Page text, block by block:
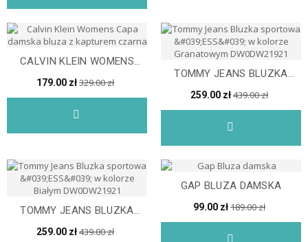
CALVIN KLEIN WOMENS
CAPA DAMSKA BLUZA Z...
179.00 zł329.00 zł
TOMMY JEANS BLUZKA
SPORTOWA 'ESS' W...
259.00 zł439.00 zł
TOMMY JEANS BLUZKA
SPORTOWA 'ESS' W...
259.00 zł439.00 zł
GAP BLUZA DAMSKA
99.00 zł189.00 zł